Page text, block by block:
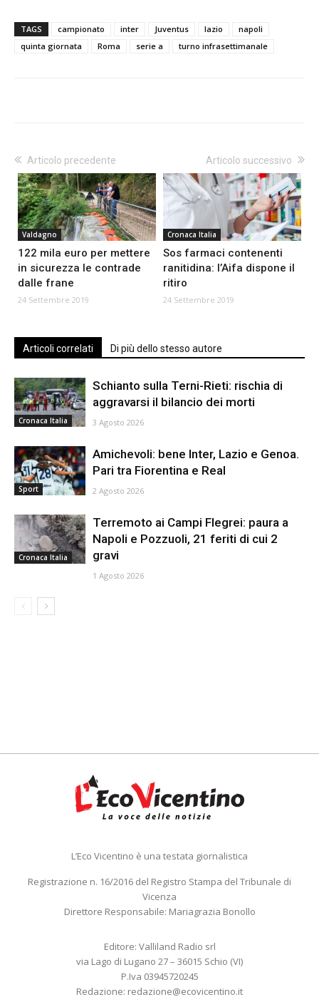
TAGS campionato inter Juventus lazio
napoli
quinta giornata
Roma serie a turno infrasettimanale
Articolo precedente
Valdagno
122 mila euro per mettere
in sicurezza le contrade
dalle frane
24 Settembre 2019
Articolo successivo
Cronaca Italia
Sos farmaci contenenti
ranitidina: l’Aifa dispone il
ritiro
24 Settembre 2019
Articoli correlati Di più dello stesso autore
Cronaca Italia
Schianto sulla Terni-Rieti: rischia di
aggravarsi il bilancio dei morti
3 Agosto 2026
Sport
Amichevoli: bene Inter, Lazio e Genoa.
Pari tra Fiorentina e Real
2 Agosto 2026
Cronaca Italia
Terremoto ai Campi Flegrei: paura a
Napoli e Pozzuoli, 21 feriti di cui 2
gravi
1 Agosto 2026
L’Eco Vicentino è una testata giornalistica
Registrazione n. 16/2016 del Registro Stampa del Tribunale di
Vicenza
Direttore Responsabile: Mariagrazia Bonollo
Editore: Valliland Radio srl
via Lago di Lugano 27 – 36015 Schio (VI)
P.Iva 03945720245
Redazione: redazione@ecovicentino.it